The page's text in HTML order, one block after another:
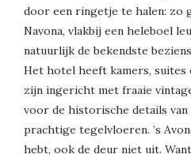
door een ringetje te halen: zo
Navona, vlakbij een heleboel
natuurlijk de bekendste
Het hotel heeft kamers, suites
zijn ingericht met fraaie
voor de historische details
prachtige tegelvloeren. ’s
hebt, ook de deur niet uit. Want